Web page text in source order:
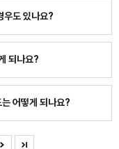
우도 있나요?
되나요?
어떻게 되나요?